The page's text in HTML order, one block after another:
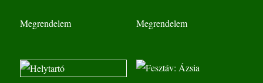
Megrendelem Megrendelem